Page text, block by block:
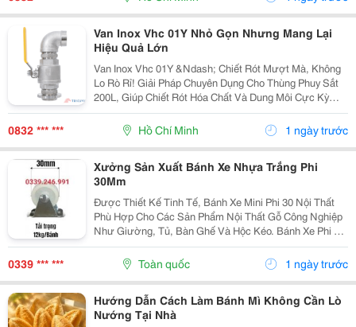
Bằng Khí...
Van Inox Vhc 01Y Nhỏ Gọn Nhưng Mang Lại
Hiệu Quả Lớn
Van Inox Vhc 01Y &Ndash; Chiết Rót Mượt Mà, Không
Lo Rò Rỉ! Giải Pháp Chuyên Dụng Cho Thùng Phuy Sắt
200L, Giúp Chiết Rót Hóa Chất Và Dung Môi Cực Kỳ
Chuyên Nghiệp: 100% Inox Cao Cấp: Chống Oxy Hóa
Tuyệt Đối, Thách Thức Mọi Môi Trường Hóa Chất...
0832 *** *** Hồ Chí Minh 1 ngày trước
Xưởng Sản Xuất Bánh Xe Nhựa Trắng Phi
30Mm
Được Thiết Kế Tinh Tế, Bánh Xe Mini Phi 30 Nội Thất
Phù Hợp Cho Các Sản Phẩm Nội Thất Gỗ Công Nghiệp
Như Giường, Tủ, Bàn Ghế Và Hộc Kéo. Bánh Xe Phi 30
Lắp Ngăn Kéo Giường Là Lựa Chọn Hoàn Hảo Giúp
Ngăn Kéo Vận Hành Êm Ái, Không Gây Tiếng Ồn. Được
0339 *** *** Toàn quốc 1 ngày trước
Hướng Dẫn Cách Làm Bánh Mì Không Cần Lò
Nướng Tại Nhà